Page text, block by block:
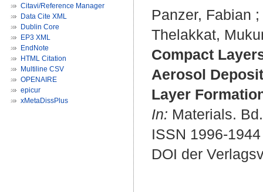
Citavi/Reference Manager
Data Cite XML
Dublin Core
EP3 XML
EndNote
HTML Citation
Multiline CSV
OPENAIRE
epicur
xMetaDissPlus
Panzer, Fabian ;
Thelakkat,
Compact
Aerosol
Layer
In: Materials.
ISSN 1996-1944
DOI der